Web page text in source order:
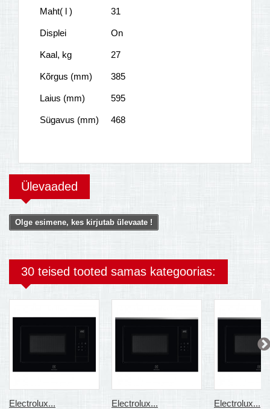
Maht( l ) 31
Displei On
Kaal, kg 27
Kõrgus (mm) 385
Laius (mm) 595
Sügavus (mm) 468
Ülevaaded
Olge esimene, kes kirjutab ülevaate !
30 teised tooted samas kategoorias:
Electrolux... Electrolux... Electrolux...